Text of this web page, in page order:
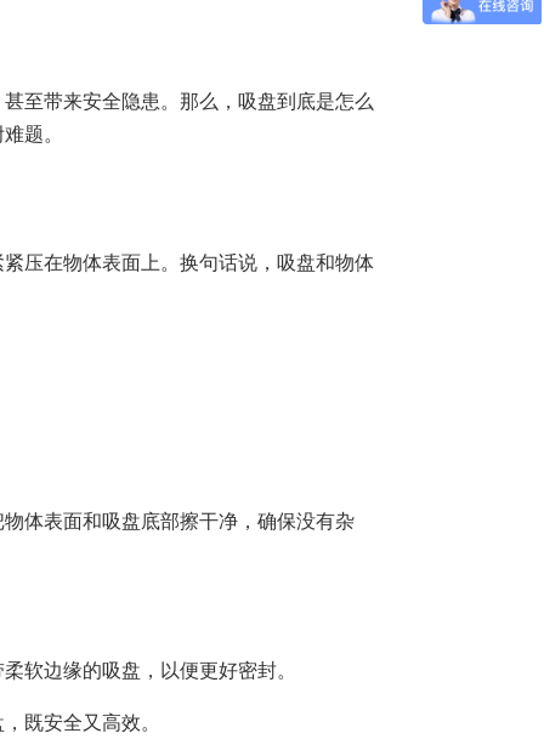
至带来安全隐患。那么，吸盘到底是怎么
题。
压在物体表面上。换句话说，吸盘和物体
体表面和吸盘底部擦干净，确保没有杂
软边缘的吸盘，以便更好密封。
既安全又高效。